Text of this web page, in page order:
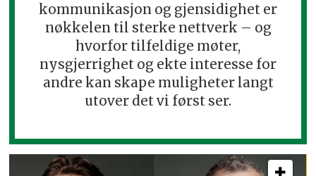
kommunikasjon og gjensidighet er
nøkkelen til sterke nettverk – og
hvorfor tilfeldige møter,
nysgjerrighet og ekte interesse for
andre kan skape muligheter langt
utover det vi først ser.